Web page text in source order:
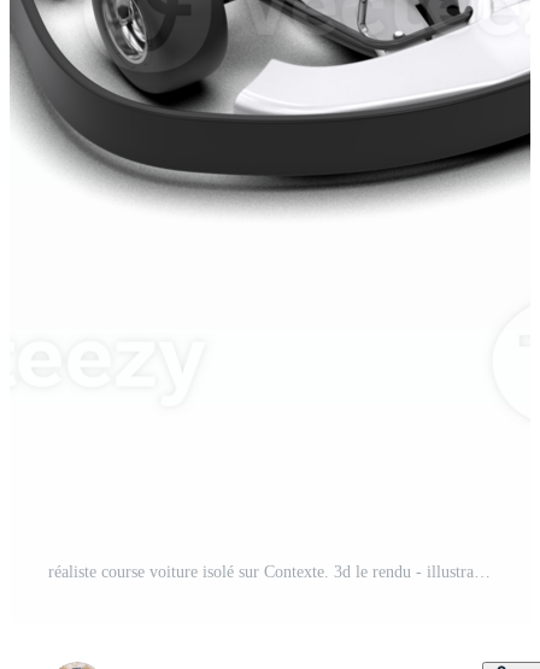
réaliste course voiture isolé sur Contexte. 3d le rendu - illustration PNG Pro